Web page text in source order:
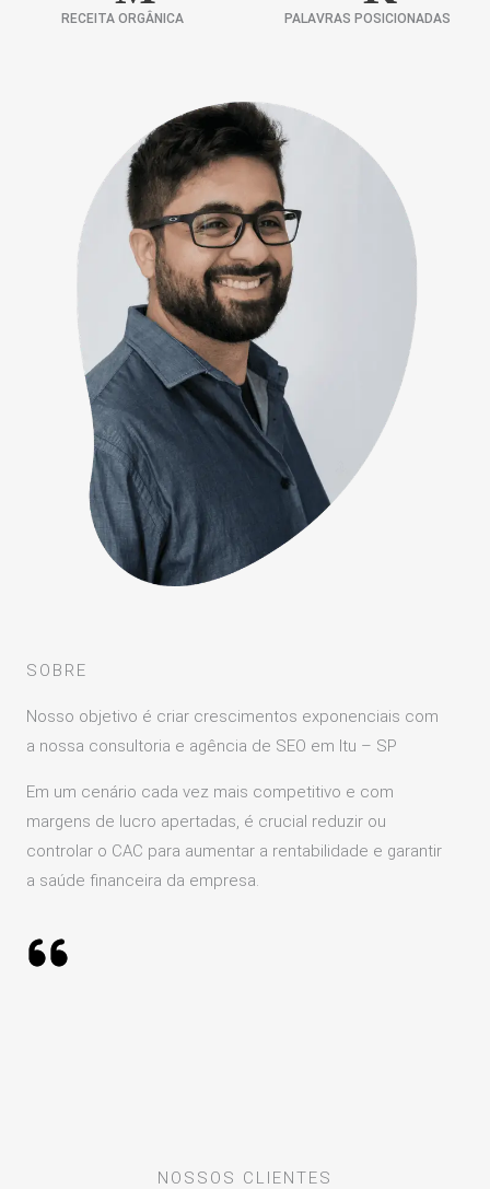
RECEITA ORGÂNICA PALAVRAS POSICIONADAS
SOBRE
Nosso objetivo é criar crescimentos exponenciais com
a nossa consultoria e agência de SEO em Itu – SP
Em um cenário cada vez mais competitivo e com
margens de lucro apertadas, é crucial reduzir ou
controlar o CAC para aumentar a rentabilidade e garantir
a saúde financeira da empresa.
NOSSOS CLIENTES